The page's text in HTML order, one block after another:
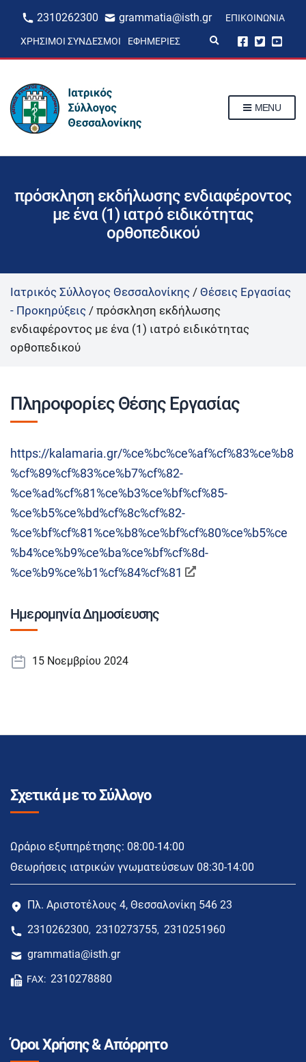
2310262300 grammatia@isth.gr ΕΠΙΚΟΙΝΩΝΊΑ
ΧΡΉΣΙΜΟΙ ΣΎΝΔΕΣΜΟΙ ΕΦΗΜΕΡΊΕΣ
p
m
MENU
πρόσκληση εκδήλωσης ενδιαφέροντος
με ένα (1) ιατρό ειδικότητας
ορθοπεδικού
Ιατρικός Σύλλογος Θεσσαλονίκης / Θέσεις Εργασίας
- Προκηρύξεις / πρόσκληση εκδήλωσης
ενδιαφέροντος με ένα (1) ιατρό ειδικότητας
ορθοπεδικού
Πληροφορίες Θέσης Εργασίας
https://kalamaria.gr/%ce%bc%ce%af%cf%83%ce%b8
%cf%89%cf%83%ce%b7%cf%82-
%ce%ad%cf%81%ce%b3%ce%bf%cf%85-
%ce%b5%ce%bd%cf%8c%cf%82-
%ce%bf%cf%81%ce%b8%ce%bf%cf%80%ce%b5%ce
%b4%ce%b9%ce%ba%ce%bf%cf%8d-
%ce%b9%ce%b1%cf%84%cf%81
Ημερομηνία Δημοσίευσης
15 Νοεμβρίου 2024
Σχετικά με το Σύλλογο
Ωράριο εξυπηρέτησης: 08:00-14:00
Θεωρήσεις ιατρικών γνωματεύσεων 08:30-14:00
Πλ. Αριστοτέλους 4, Θεσσαλονίκη 546 23
2310262300, 2310273755, 2310251960
grammatia@isth.gr
FAX: 2310278880
Όροι Χρήσης & Απόρρητο